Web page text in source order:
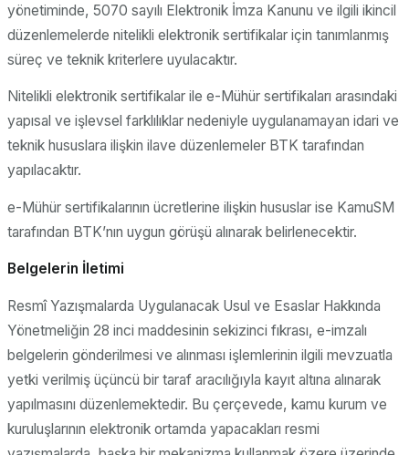
yönetiminde, 5070 sayılı Elektronik İmza Kanunu ve ilgili ikincil
düzenlemelerde nitelikli elektronik sertifikalar için tanımlanmış
süreç ve teknik kriterlere uyulacaktır.
Nitelikli elektronik sertifikalar ile e-Mühür sertifikaları arasındaki
yapısal ve işlevsel farklılıklar nedeniyle uygulanamayan idari ve
teknik hususlara ilişkin ilave düzenlemeler BTK tarafından
yapılacaktır.
e-Mühür sertifikalarının ücretlerine ilişkin hususlar ise KamuSM
tarafından BTK’nın uygun görüşü alınarak belirlenecektir.
Belgelerin İletimi
Resmî Yazışmalarda Uygulanacak Usul ve Esaslar Hakkında
Yönetmeliğin 28 inci maddesinin sekizinci fıkrası, e-imzalı
belgelerin gönderilmesi ve alınması işlemlerinin ilgili mevzuatla
yetki verilmiş üçüncü bir taraf aracılığıyla kayıt altına alınarak
yapılmasını düzenlemektedir. Bu çerçevede, kamu kurum ve
kuruluşlarının elektronik ortamda yapacakları resmi